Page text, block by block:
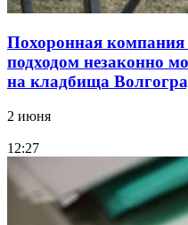
Похоронная
подходом незаконно
на кладбища
2 июня
12:27